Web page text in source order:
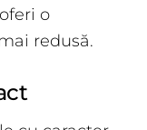
o
redusă.